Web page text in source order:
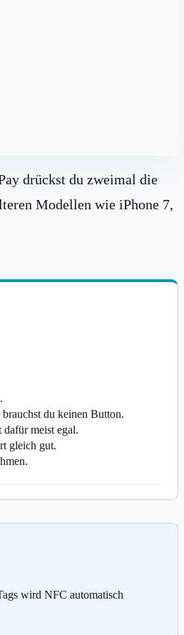
drückst du zweimal die
Modellen wie iPhone 7,
du keinen Button.
dafür meist egal.
gleich gut.
wird NFC automatisch